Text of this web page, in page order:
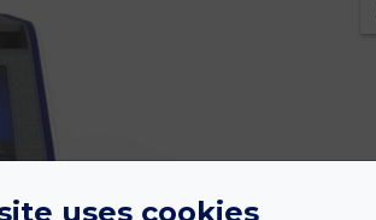
uses cookies